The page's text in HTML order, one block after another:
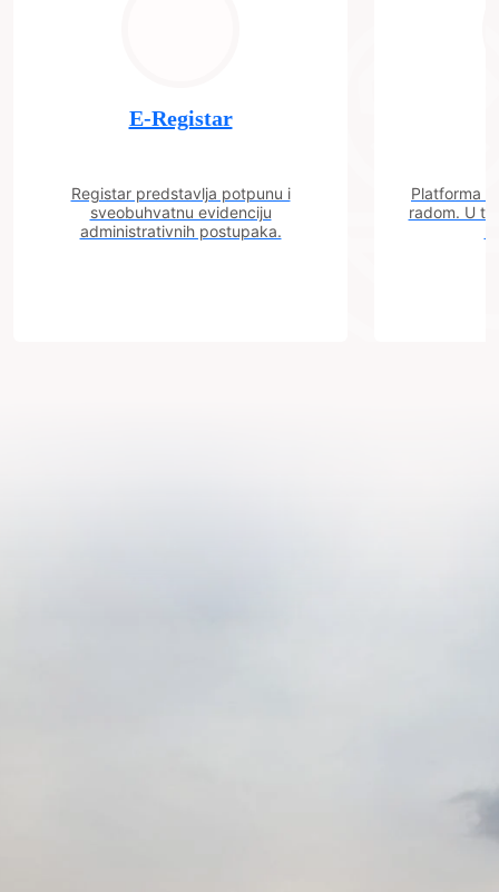
E-Registar
Registar predstavlja potpunu i
sveobuhvatnu evidenciju
administrativnih postupaka.
Platforma
radom. U